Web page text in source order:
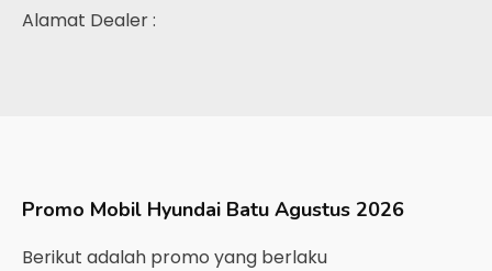
Alamat Dealer :
Promo Mobil Hyundai Batu Agustus 2026
Berikut adalah promo yang berlaku